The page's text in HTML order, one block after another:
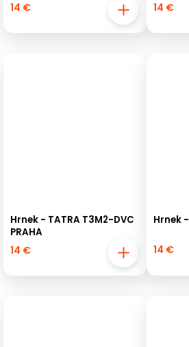
14 € 14 €
Hrnek - TATRA T3M2-DVC
PRAHA
14 €
Hrnek
14 €